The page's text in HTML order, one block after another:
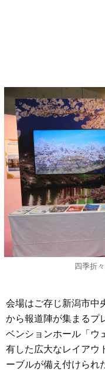
四季折
会場はご存じ新潟市中
から報道陣が集まるプ
ベンションホール「ウ
有した広大なレイアウ
ーブルが備え付けられ